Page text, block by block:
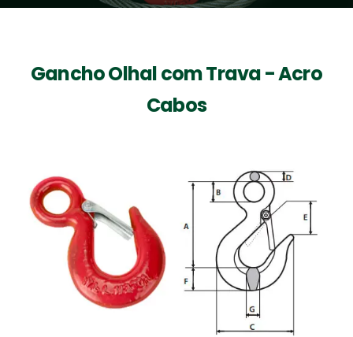
Gancho Olhal com Trava - Acro
Cabos